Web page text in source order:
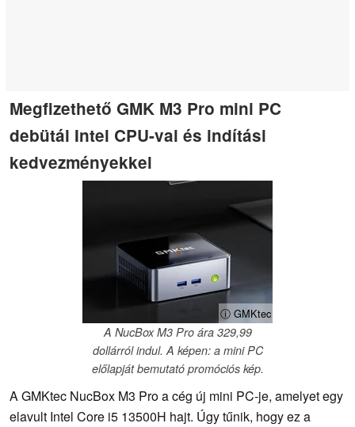
Megfizethető GMK M3 Pro mini PC
debütál Intel CPU-val és indítási
kedvezményekkel
ⓘ GMKtec
A NucBox M3 Pro ára 329,99
dollárról indul. A képen: a mini PC
előlapját bemutató promóciós kép.
A GMKtec NucBox M3 Pro a cég új mini PC-je, amelyet egy
elavult Intel Core i5 13500H hajt. Úgy tűnik, hogy ez a